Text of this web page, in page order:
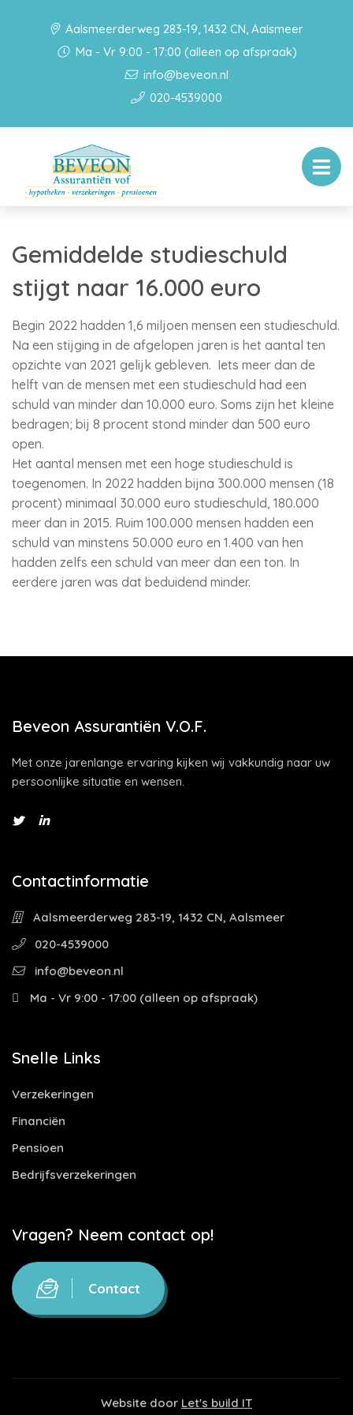
Aalsmeerderweg 283-19, 1432 CN, Aalsmeer
Ma - Vr 9:00 - 17:00 (alleen op afspraak)
info@beveon.nl
020-4539000
Gemiddelde studieschuld
stijgt naar 16.000 euro
Begin 2022 hadden 1,6 miljoen mensen een studieschuld.
Na een stijging in de afgelopen jaren is het aantal ten
opzichte van 2021 gelijk gebleven. Iets meer dan de
helft van de mensen met een studieschuld had een
schuld van minder dan 10.000 euro. Soms zijn het kleine
bedragen; bij 8 procent stond minder dan 500 euro
open.
Het aantal mensen met een hoge studieschuld is
toegenomen. In 2022 hadden bijna 300.000 mensen (18
procent) minimaal 30.000 euro studieschuld, 180.000
meer dan in 2015. Ruim 100.000 mensen hadden een
schuld van minstens 50.000 euro en 1.400 van hen
hadden zelfs een schuld van meer dan een ton. In
eerdere jaren was dat beduidend minder.
Beveon Assurantiën V.O.F.
Met onze jarenlange ervaring kijken wij vakkundig naar uw
persoonlijke situatie en wensen.
Contactinformatie
Aalsmeerderweg 283-19, 1432 CN, Aalsmeer
020-4539000
info@beveon.nl
Ma - Vr 9:00 - 17:00 (alleen op afspraak)
Snelle Links
Verzekeringen
Financiën
Pensioen
Bedrijfsverzekeringen
Vragen? Neem contact op!
Contact
Website door Let's build IT